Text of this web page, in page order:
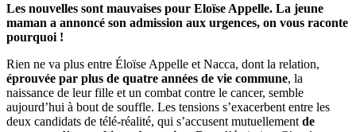
Les nouvelles sont mauvaises pour Eloïse Appelle. La jeune
maman a annoncé son admission aux urgences, on vous raconte
pourquoi !
Rien ne va plus entre Éloïse Appelle et Nacca, dont la relation,
éprouvée par plus de quatre années de vie commune, la
naissance de leur fille et un combat contre le cancer, semble
aujourd’hui à bout de souffle. Les tensions s’exacerbent entre les
deux candidats de télé-réalité, qui s’accusent mutuellement de